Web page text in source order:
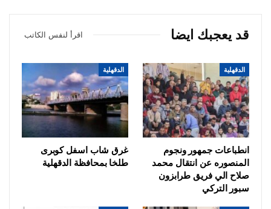
قد يعجبك ايضا اقرأ لنفس الكاتب
الدقهلية
انطباعات جمهور ونجوم
المنصوره عن انتقال محمد
صلاح الي فريق طرابزون
سبور التركي
الدقهلية
غرق شاب اسفل كوبرى
طلخا بمحافظة الدقهلية